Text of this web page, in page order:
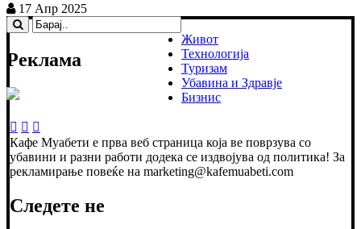
17 Апр 2025
Реклама
Живот
Технологија
Туризам
Убавина и Здравје
Бизнис
Кафе Муабети е прва веб страница која ве поврзува со
убавини и разни работи додека се издвојува од политика! За
рекламирање повеќе на marketing@kafemuabeti.com
Следете не